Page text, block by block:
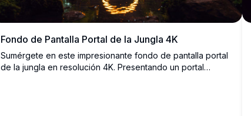
Fondo de Pantalla Portal de la Jungla 4K
Sumérgete en este impresionante fondo de pantalla portal
de la jungla en resolución 4K. Presentando un portal